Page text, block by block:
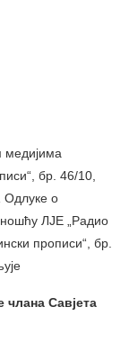
медијима
бр. 46/10,
Одлуке о
ЛЈЕ „Радио
прописи“, бр.
Савјета